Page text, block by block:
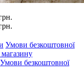
Умови безкоштовної
Умови безкоштовної